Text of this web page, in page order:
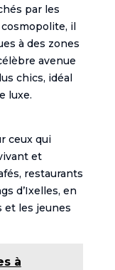
par les
il
à des zones
avenue
chics, idéal
luxe.
ceux qui
et
restaurants
d’Ixelles, en
et les jeunes
à